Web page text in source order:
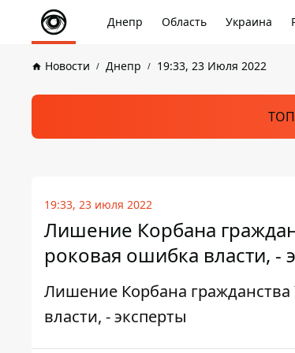
Днепр Область Украина
Новости Днепр 19:33, 23 Июля 2022
19:33, 23 июля 2022
Лишение Корбана
роковая ошибка власти, -
Лишение Корбана
власти, - эксперты